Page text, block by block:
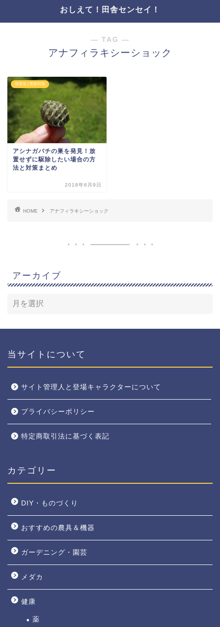
おしえて！田舎センセイ！
― TAG ―
アナフィラキシーショック
病害虫 | 害獣対策
アシナガバチの巣を発見！放
置せずに駆除したい場合の方
法と対策まとめ
2018年6月9日
HOME アナフィラキシーショック
アーカイブ
当サイトについて
サイト管理人と登場キャラクターについて
プライバシーポリシー
特定商取引法に基づく表記
カテゴリー
DIY・ものづくり
おすすめの農具＆機器
ガーデニング・園芸
メダカ
健康
薬